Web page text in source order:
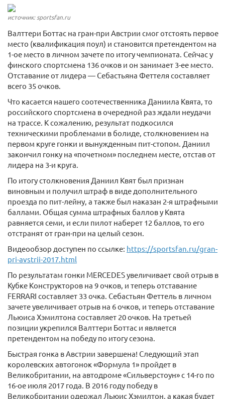
источник: sportsfan.ru
Валттери Боттас на гран-при Австрии смог отстоять первое
место (квалификация поул) и становится претендентом на
1-ое место в личном зачете по итогу чемпионата. Сейчас у
финского спортсмена 136 очков и он занимает 3-ее место.
Отставание от лидера — Себастьяна Феттеля составляет
всего 35 очков.
Что касается нашего соотечественника Даниила Квята, то
российского спортсмена в очередной раз ждали неудачи
на трассе. К сожалению, результат подкосился
техническими проблемами в болиде, столкновением на
первом круге гонки и вынужденным пит-стопом. Даниил
закончил гонку на «почетном» последнем месте, отстав от
лидера на 3-и круга.
По итогу столкновения Даниил Квят был признан
виновным и получил штраф в виде дополнительного
проезда по пит-лейну, а также был наказан 2-я штрафными
баллами. Общая сумма штрафных баллов у Квята
равняется семи, и если пилот наберет 12 баллов, то его
отстранят от гран-при на целый сезон.
Видеообзор доступен по ссылке: https://sportsfan.ru/gran-
pri-avstrii-2017.html
По результатам гонки MERCEDES увеличивает свой отрыв в
Кубке Конструкторов на 9 очков, и теперь отставание
FERRARI составляет 33 очка. Себастьян Феттель в личном
зачете увеличивает отрыв на 6 очков, и теперь отставание
Льюиса Хэмилтона составляет 20 очков. На третьей
позиции укрепился Валттери Боттас и является
претендентом на победу по итогу сезона.
Быстрая гонка в Австрии завершена! Следующий этап
королевских автогонок «Формула 1» пройдет в
Великобритании, на автодроме «Сильверстоун» с 14-го по
16-ое июля 2017 года. В 2016 году победу в
Великобритании одержал Льюис Хэмилтон, а какая будет